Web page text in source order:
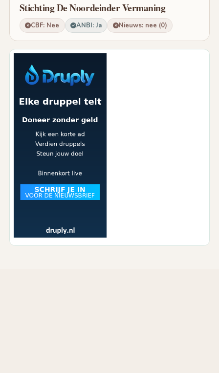
Stichting De Noordeinder Vermaning
CBF: Nee ANBI: Ja Nieuws: nee (0)